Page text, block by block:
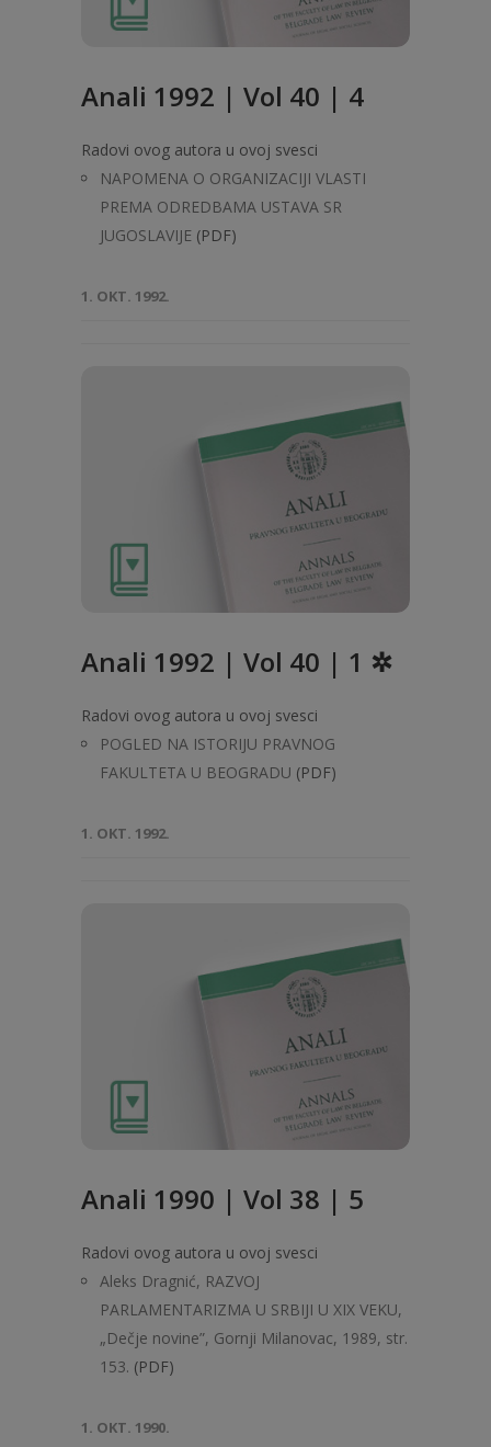
Anali 1992 | Vol 40 | 4
Radovi ovog autora u ovoj svesci
NAPOMENA O ORGANIZACIJI VLASTI
PREMA ODREDBAMA USTAVA SR
JUGOSLAVIJE (PDF)
1. OKT. 1992.
Anali 1992 | Vol 40 | 1 ✲
Radovi ovog autora u ovoj svesci
POGLED NA ISTORIJU PRAVNOG
FAKULTETA U BEOGRADU (PDF)
1. OKT. 1992.
Anali 1990 | Vol 38 | 5
Radovi ovog autora u ovoj svesci
Aleks Dragnić, RAZVOJ
PARLAMENTARIZMA U SRBIJI U XIX VEKU,
„Dečje novine”, Gornji Milanovac, 1989, str.
153. (PDF)
1. OKT. 1990.